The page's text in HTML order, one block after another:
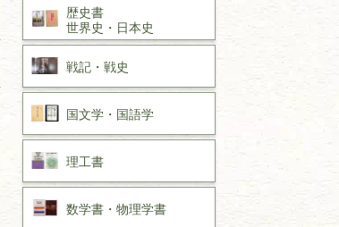
歴史書
世界史・ 日本史
戦記・戦史
国文学・ 国語学
理工書
数学書・ 物理学書